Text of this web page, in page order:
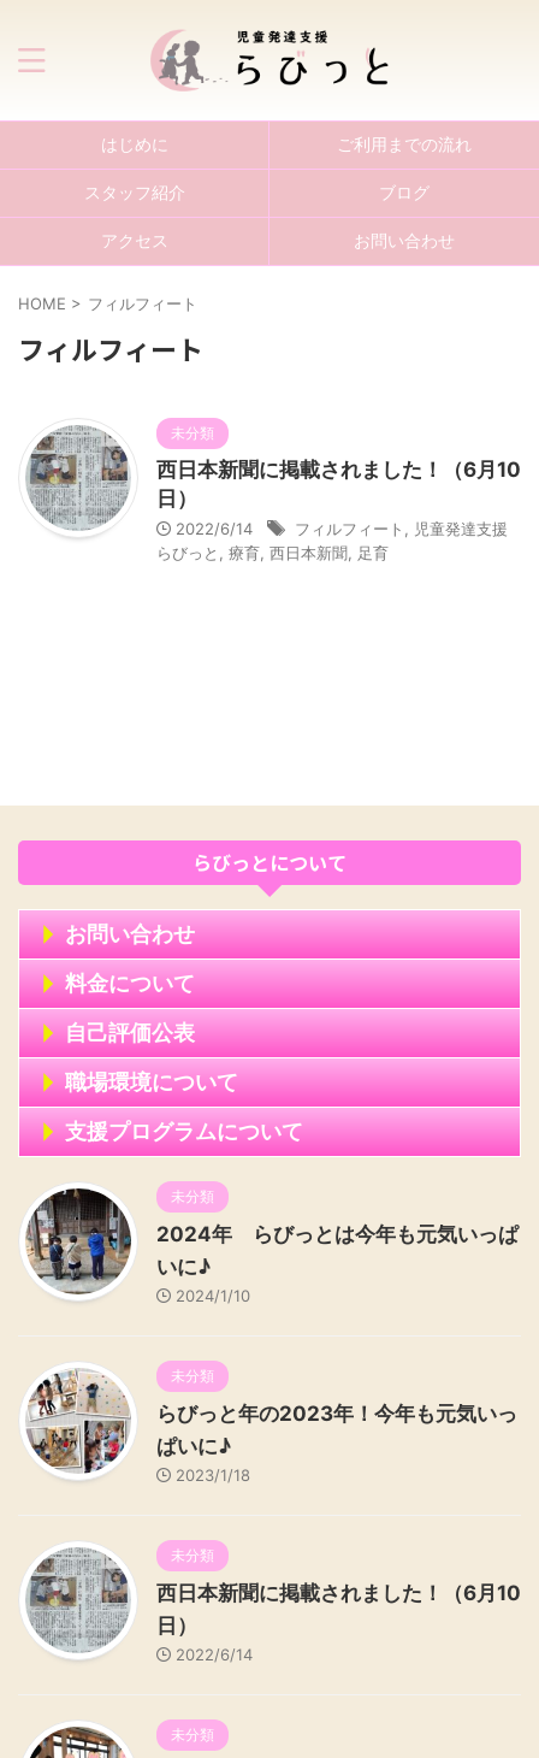
はじめに ご利用までの流れ
スタッフ紹介 ブログ
アクセス お問い合わせ
HOME > フィルフィート
フィルフィート
未分類
西日本新聞に掲載されました！（6月10
日）
2022/6/14 フィルフィート
児童発達支援
らびっと
療育 西日本新聞 足育
らびっとについて
お問い合わせ
料金について
自己評価公表
職場環境について
支援プログラムについて
未分類
2024年 らびっとは今年も元気いっぱ
いに♪
2024/1/10
未分類
らびっと年の2023年！今年も元気いっ
ぱいに♪
2023/1/18
未分類
西日本新聞に掲載されました！（6月10
日）
2022/6/14
未分類